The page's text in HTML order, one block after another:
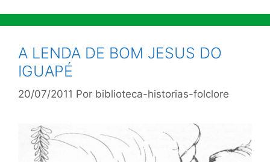
A LENDA DE BOM JESUS DO
IGUAPÉ
20/07/2011 Por biblioteca-historias-folclore